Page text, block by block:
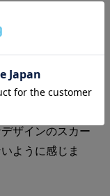
を最優先に、ご
、程よいギャザ
た。
ザインのスカー
ように感じま